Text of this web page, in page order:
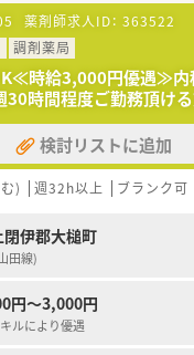
薬剤師求人ID： 363522
調剤薬局
時給3,000円優遇≫内
30時間程度ご勤務頂け
検討リストに追加
) 週32h以上 ブランク可
閉伊郡大槌町
田線)
円～3,000円
ルにより優遇